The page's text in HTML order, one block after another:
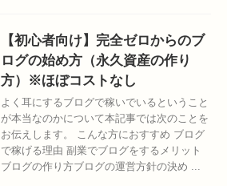
【初心者向け】完全ゼロからのブ
ログの始め方（永久資産の作り
方）※ほぼコストなし
よく耳にするブログで稼いでいるということ
が本当なのかについて本記事では次のことを
お伝えします。 こんな方におすすめ ブログ
で稼げる理由 副業でブログをするメリット
ブログの作り方ブログの運営方針の決め ...